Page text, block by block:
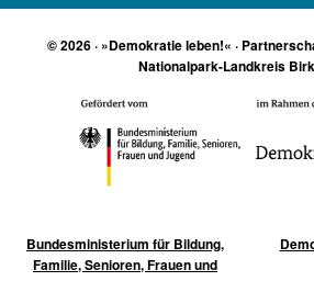
© 2026 · »Demokratie leben!« ·
Nationalpark-Landkreis
Bundesministerium für Bildung,
Familie, Senioren, Frauen und